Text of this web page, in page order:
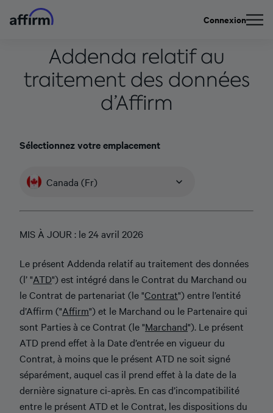
Connexion
Addenda relatif au
traitement des données
d’Affirm
Sélectionnez votre emplacement
Canada (Fr)
MIS À JOUR : le 24 avril 2026
Le présent Addenda relatif au traitement des données
(l’ "ATD") est intégré dans le Contrat du Marchand ou
le Contrat de partenariat (le "Contrat") entre l’entité
d’Affirm ("Affirm") et le Marchand ou le Partenaire qui
sont Parties à ce Contrat (le "Marchand"). Le présent
ATD prend effet à la Date d’entrée en vigueur du
Contrat, à moins que le présent ATD ne soit signé
séparément, auquel cas il prend effet à la date de la
dernière signature ci-après. En cas d’incompatibilité
entre le présent ATD et le Contrat, les dispositions du